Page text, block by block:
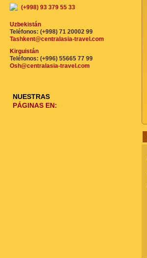
(+998) 93 379 55 33
Uzbekistán
Teléfonos: (+998) 71 20002 99
Tashkent@centralasia-travel.com
Kirguistán
Teléfonos: (+996) 55665 77 99
Osh@centralasia-travel.com
NUESTRAS
PÁGINAS EN: